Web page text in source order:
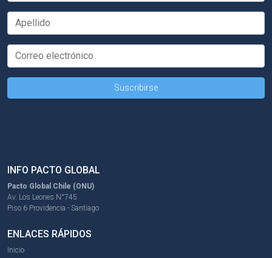
INFO PACTO GLOBAL
Pacto Global Chile (ONU)
Av. Los Leones N°745
Piso 6 Providencia - Santiago
ENLACES RÁPIDOS
Inicio